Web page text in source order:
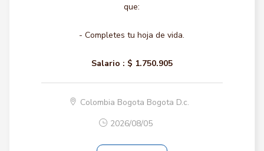
que:
- Completes tu hoja de vida.
Salario : $ 1.750.905
Colombia Bogota Bogota D.c.
2026/08/05